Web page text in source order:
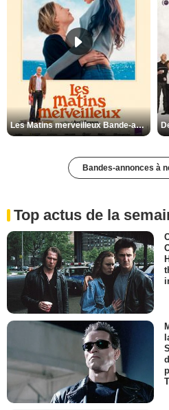
Les Matins merveilleux Bande-annonce VF
Bandes-annonces à
Top actus de la